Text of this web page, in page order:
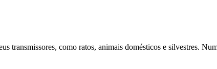
transmissores, como ratos, animais domésticos e silvestres.